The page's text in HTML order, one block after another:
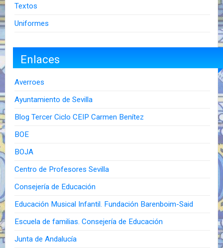
Textos
Uniformes
Enlaces
Averroes
Ayuntamiento de Sevilla
Blog Tercer Ciclo CEIP Carmen Benítez
BOE
BOJA
Centro de Profesores Sevilla
Consejería de Educación
Educación Musical Infantil. Fundación Barenboim-Said
Escuela de familias. Consejería de Educación
Junta de Andalucía